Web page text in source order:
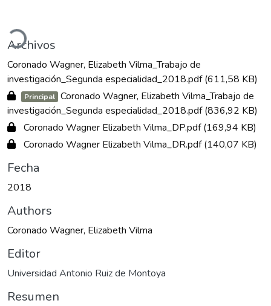
Archivos
Coronado Wagner, Elizabeth Vilma_Trabajo de
investigación_Segunda especialidad_2018.pdf(611,58 KB)
Principal Coronado Wagner, Elizabeth Vilma_Trabajo de
investigación_Segunda especialidad_2018.pdf(836,92 KB)
Coronado Wagner Elizabeth Vilma_DP.pdf(169,94 KB)
Coronado Wagner Elizabeth Vilma_DR.pdf(140,07 KB)
Fecha
2018
Authors
Coronado Wagner, Elizabeth Vilma
Editor
Universidad Antonio Ruiz de Montoya
Resumen